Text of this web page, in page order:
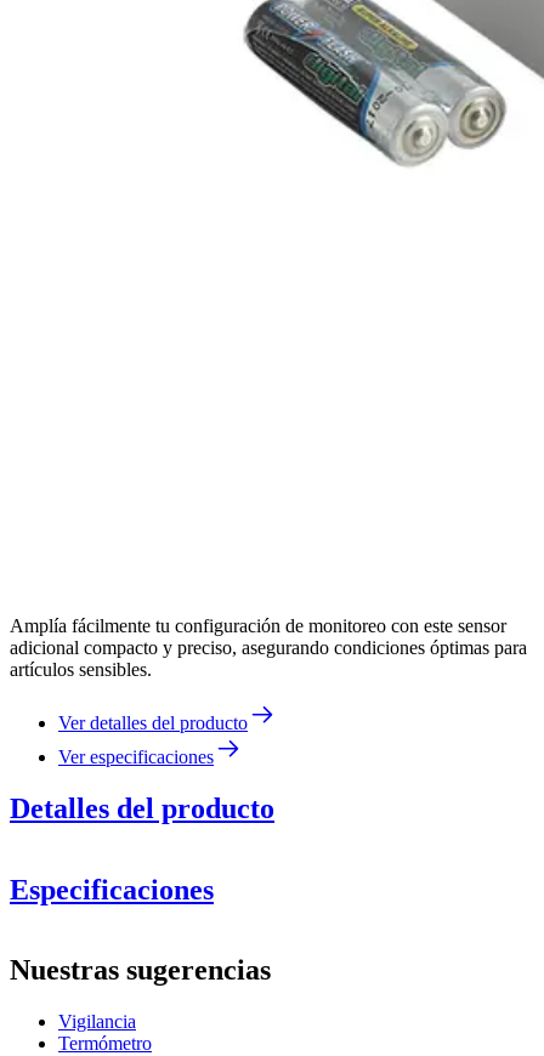
Amplía fácilmente tu configuración de monitoreo con este sensor
adicional compacto y preciso, asegurando condiciones óptimas para
artículos sensibles.
Ver detalles del producto
Ver especificaciones
Detalles del producto
Especificaciones
Número de productoSN001A
Dimensiones (AnxAlxP cm)
Nuestras sugerencias
Vigilancia
Termómetro